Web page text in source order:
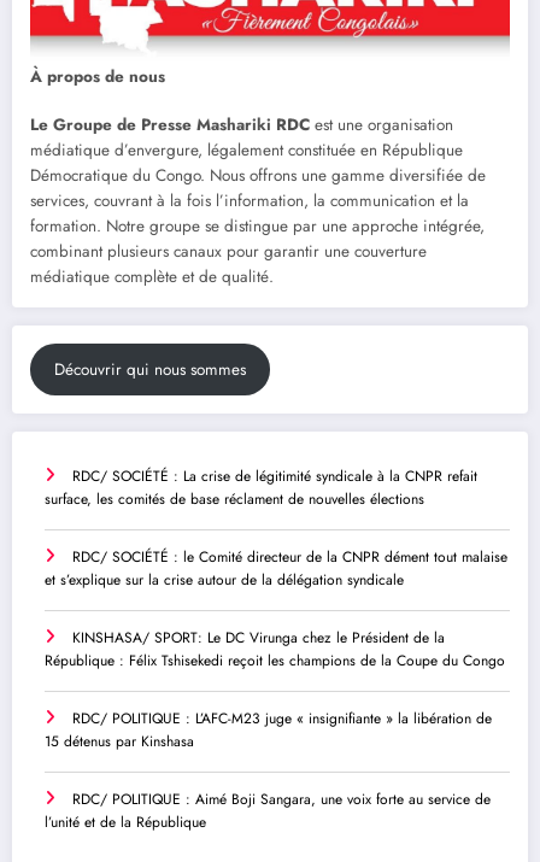
À propos de nous
Le Groupe de Presse Mashariki RDC est une organisation
médiatique d’envergure, légalement constituée en République
Démocratique du Congo. Nous offrons une gamme diversifiée de
services, couvrant à la fois l’information, la communication et la
formation. Notre groupe se distingue par une approche intégrée,
combinant plusieurs canaux pour garantir une couverture
médiatique complète et de qualité.
Découvrir qui nous sommes
RDC/ SOCIÉTÉ : La crise de légitimité syndicale à la CNPR refait
surface, les comités de base réclament de nouvelles élections
RDC/ SOCIÉTÉ : le Comité directeur de la CNPR dément tout malaise
et s’explique sur la crise autour de la délégation syndicale
KINSHASA/ SPORT: Le DC Virunga chez le Président de la
République : Félix Tshisekedi reçoit les champions de la Coupe du Congo
RDC/ POLITIQUE : L’AFC-M23 juge « insignifiante » la libération de
15 détenus par Kinshasa
RDC/ POLITIQUE : Aimé Boji Sangara, une voix forte au service de
l’unité et de la République